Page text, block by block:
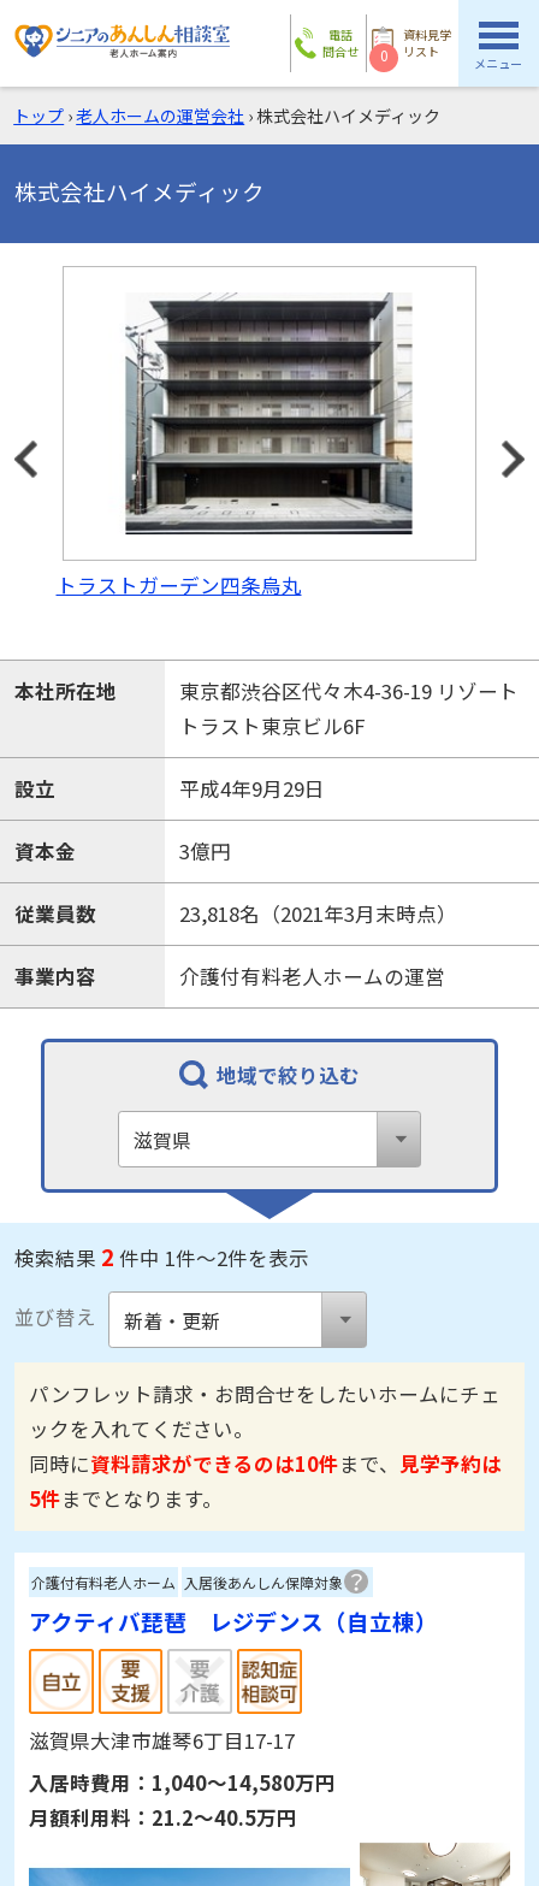
電話
問合せ
資料見学
リスト
0 メニュー
トップ ›老人ホームの運営会社 ›株式会社ハイメディック
株式会社ハイメディック
トラストガーデン四条烏丸
本社所在地
東京都渋谷区代々木4-36-19 リゾート
トラスト東京ビル6F
設立 平成4年9月29日
資本金 3億円
従業員数 23,818名（2021年3月末時点）
事業内容 介護付有料老人ホームの運営
地域で絞り込む
検索結果 2 件中 1件～2件を表示
並び替え
パンフレット請求・お問合せをしたいホームにチェ
ックを入れてください。
同時に資料請求ができるのは10件まで、 見学予約は
5件までとなります。
介護付有料老人ホーム 入居後あんしん保障対象
アクティバ琵琶 レジデンス（自立棟）
滋賀県大津市雄琴6丁目17-17
入居時費用： 1,040～14,580万円
月額利用料： 21.2～40.5万円